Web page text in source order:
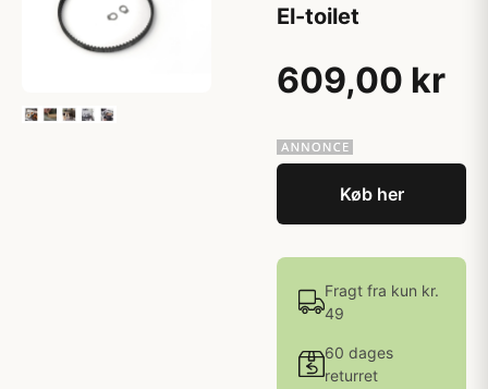
El-toilet
609,00 kr
Køb her
Fragt fra kun kr.
49
60 dages
returret